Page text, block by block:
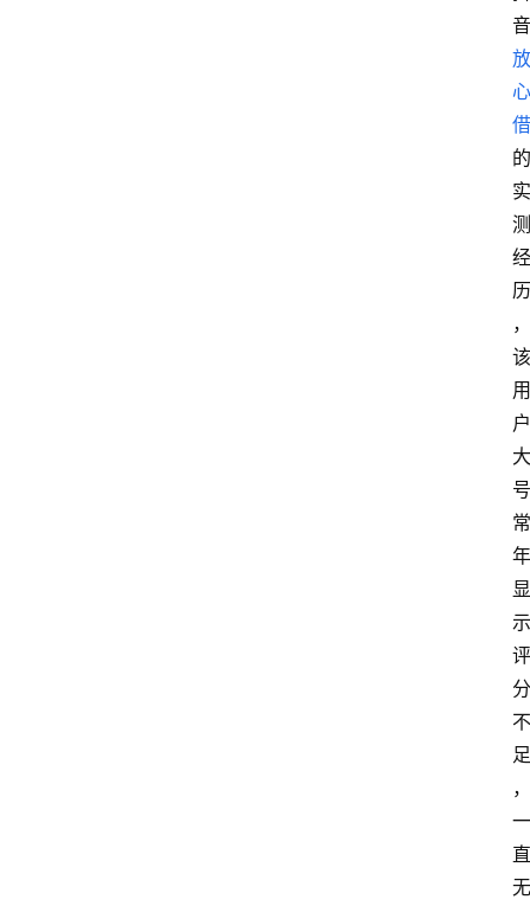
音
放
心
借
的
实
测
经
历
，
该
用
户
大
号
常
年
显
示
评
分
不
足
，
一
直
无